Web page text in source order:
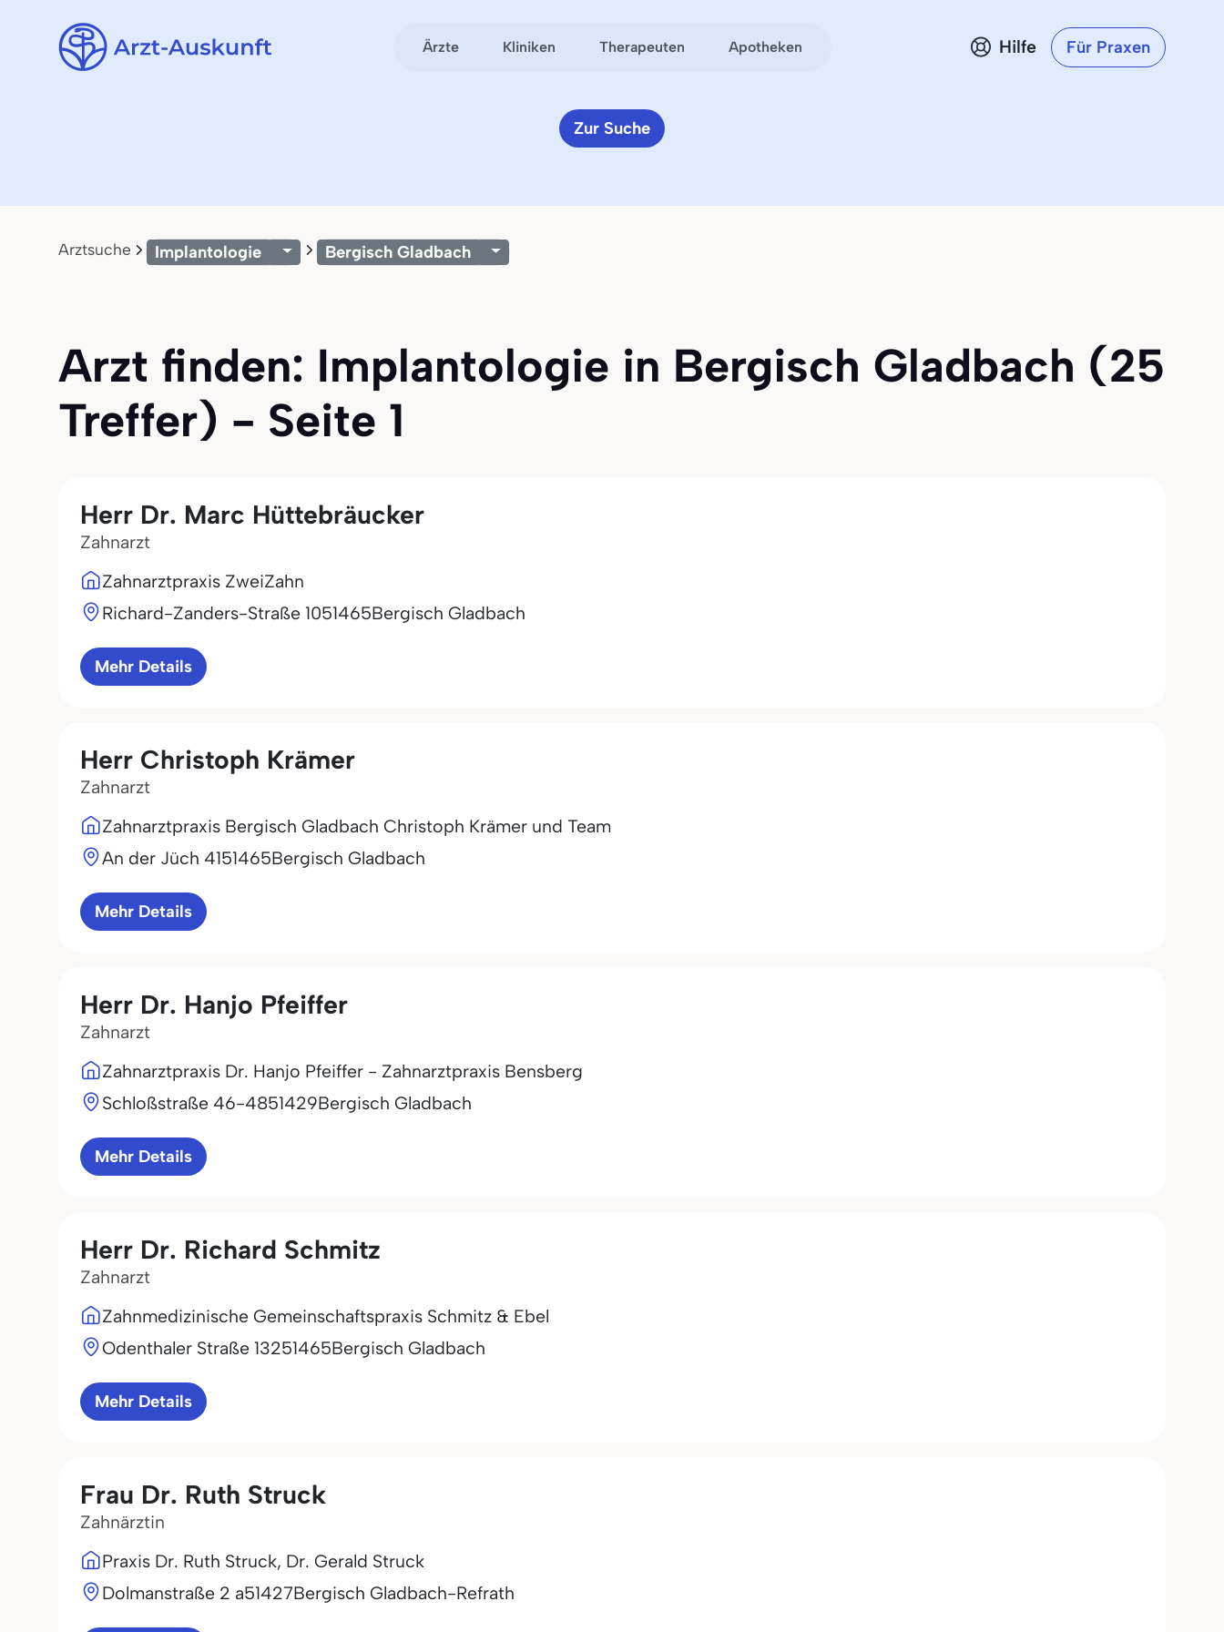
Ärzte Kliniken Therapeuten Apotheken Hilfe Für Praxen
Zur Suche
Arztsuche Implantologie Bergisch Gladbach
Arzt finden: Implantologie in Bergisch Gladbach (25
Treffer) - Seite 1
Herr Dr. Marc Hüttebräucker
Zahnarzt
Zahnarztpraxis ZweiZahn
Richard-Zanders-Straße 1051465Bergisch Gladbach
Mehr Details
Herr Christoph Krämer
Zahnarzt
Zahnarztpraxis Bergisch Gladbach Christoph Krämer und Team
An der Jüch 4151465Bergisch Gladbach
Mehr Details
Herr Dr. Hanjo Pfeiffer
Zahnarzt
Zahnarztpraxis Dr. Hanjo Pfeiffer - Zahnarztpraxis Bensberg
Schloßstraße 46-4851429Bergisch Gladbach
Mehr Details
Herr Dr. Richard Schmitz
Zahnarzt
Zahnmedizinische Gemeinschaftspraxis Schmitz & Ebel
Odenthaler Straße 13251465Bergisch Gladbach
Mehr Details
Frau Dr. Ruth Struck
Zahnärztin
Praxis Dr. Ruth Struck, Dr. Gerald Struck
Dolmanstraße 2 a51427Bergisch Gladbach-Refrath